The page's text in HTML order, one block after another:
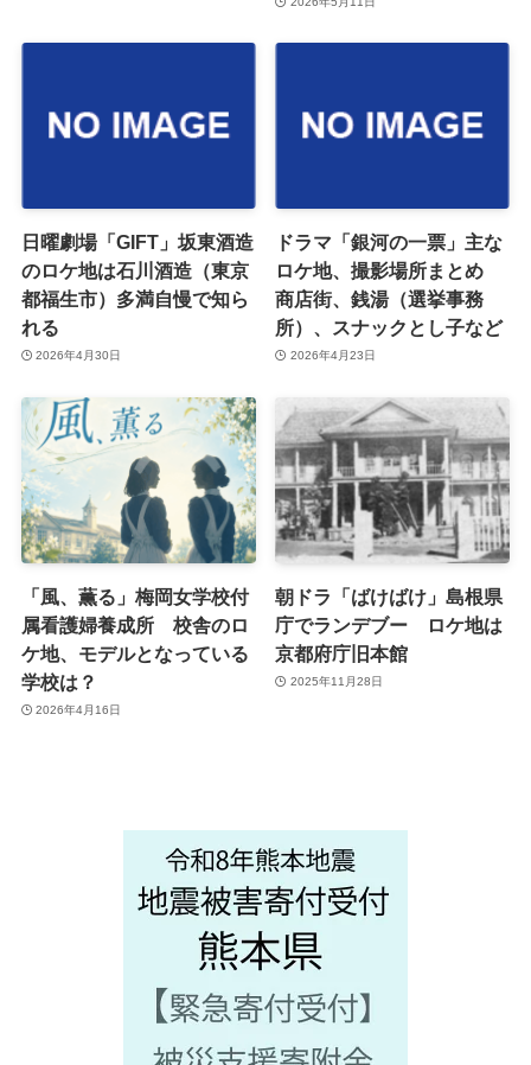
日曜劇場「GIFT」坂東酒造
のロケ地は石川酒造（東京
都福生市）多満自慢で知ら
れる
2026年4月30日
ドラマ「銀河の一票」主な
ロケ地、撮影場所まとめ
商店街、銭湯（選挙事務
所）、スナックとし子など
2026年4月23日
「風、薫る」梅岡女学校付
属看護婦養成所 校舎のロ
ケ地、モデルとなっている
学校は？
2026年4月16日
朝ドラ「ばけばけ」島根県
庁でランデブー ロケ地は
京都府庁旧本館
2025年11月28日